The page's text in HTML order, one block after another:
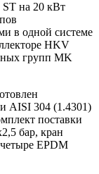
на 20 кВт
в одной системе
HKV
групп MK
AISI 304 (1.4301)
поставки
бар, кран
EPDM